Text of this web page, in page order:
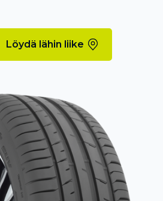
Löydä lähin liike